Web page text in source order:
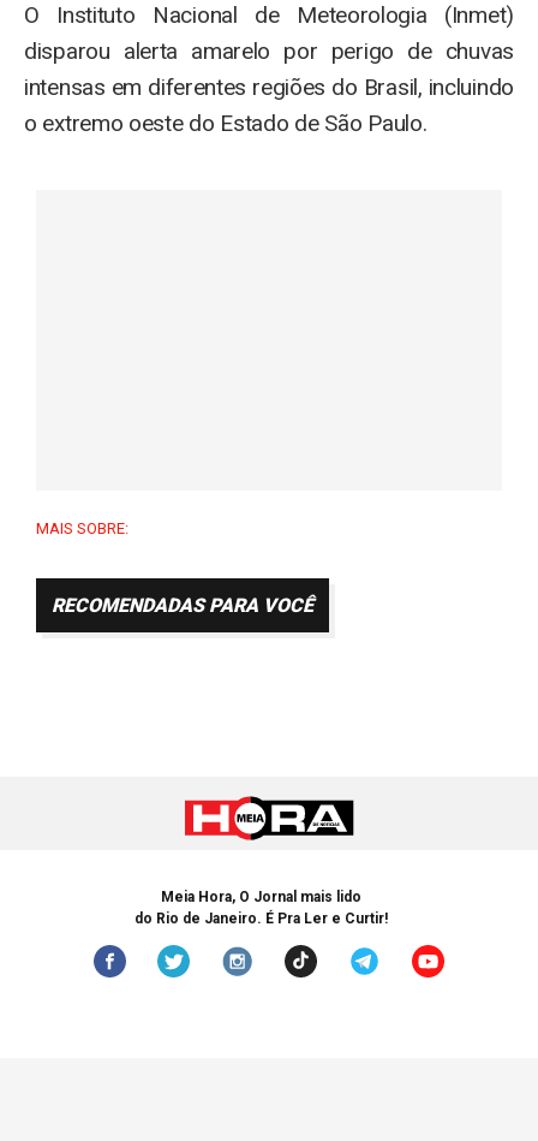
O Instituto Nacional de Meteorologia (Inmet)
disparou alerta amarelo por perigo de chuvas
intensas em diferentes regiões do Brasil, incluindo
o extremo oeste do Estado de São Paulo.
MAIS SOBRE:
RECOMENDADAS PARA VOCÊ
Meia Hora, O Jornal mais lido
do Rio de Janeiro. É Pra Ler e Curtir!